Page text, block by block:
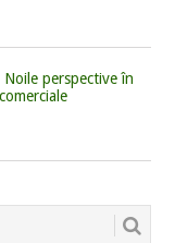
perspective în